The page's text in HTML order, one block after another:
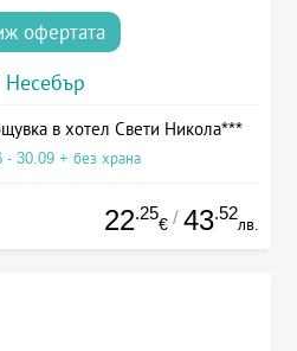
офертата
Несебър
в хотел Свети Никола***
- 30.09 + без храна
22.25
€ / 43.52
лв.